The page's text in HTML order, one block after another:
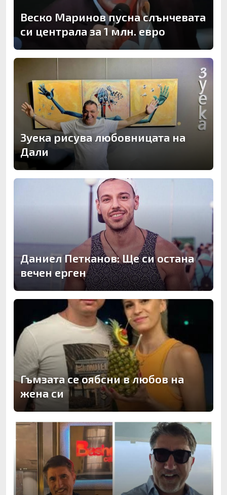
Веско Маринов пусна слънчевата
си централа за 1 млн. евро
Зуека рисува любовницата на
Дали
Даниел Петканов: Ще си остана
вечен ерген
Гъмзата се оябсни в любов на
жена си